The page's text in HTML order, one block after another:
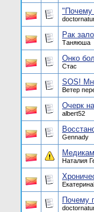
"Почему
Рак
Таняюша
Онко
Стас
SOS!
Ветер
Очерк
albert52
Gennady
Наталия
Почему